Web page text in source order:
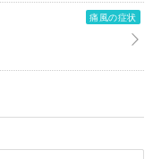
痛風の症状